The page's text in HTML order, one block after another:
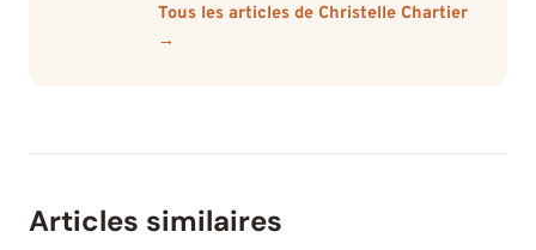
Tous les articles de Christelle Chartier
→
Articles similaires